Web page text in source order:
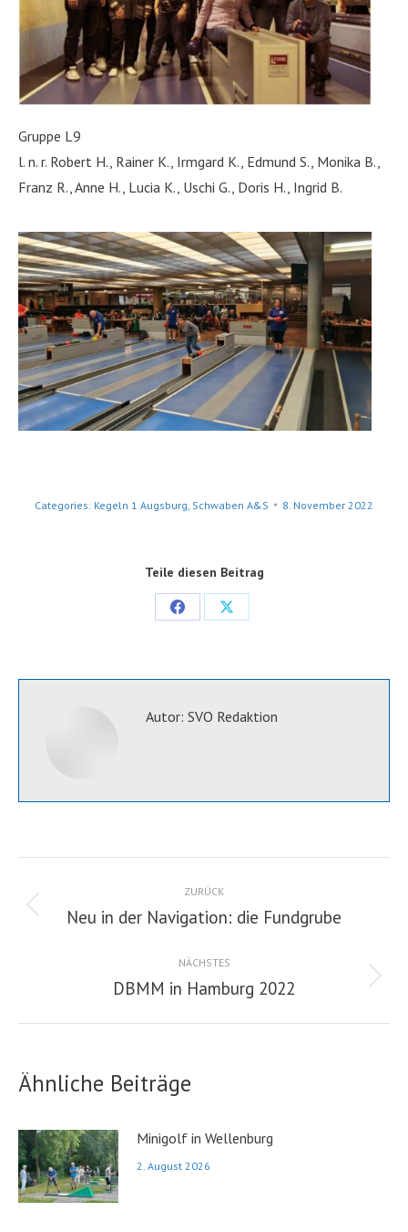
Gruppe L9
l. n. r. Robert H., Rainer K., Irmgard K., Edmund S., Monika B.,
Franz R., Anne H., Lucia K., Uschi G., Doris H., Ingrid B.
Categories: Kegeln 1 Augsburg Schwaben A&S 8. November 2022
Teile diesen Beitrag
Share
Share
Autor: SVO Redaktion
Kommentarnavigation
ZURÜCK
Vorheriger
Neu in der Navigation: die Fundgrube
NÄCHSTES
Nächster
DBMM in Hamburg 2022
Ähnliche Beiträge
Minigolf in Wellenburg
2. August 2026